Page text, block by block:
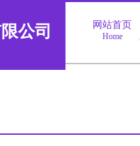
公司 网站首页
Home